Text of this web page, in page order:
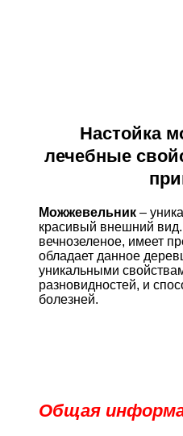
Настойка
лечебные
Можжевельник –
красивый внешний
вечнозеленое, имеет
обладает данное
уникальными
разновидностей, и
болезней.
Общая